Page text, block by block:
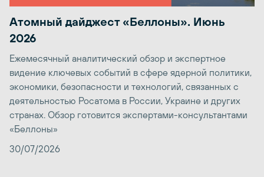
Атомный дайджест «Беллоны». Июнь
2026
Ежемесячный аналитический обзор и экспертное
видение ключевых событий в сфере ядерной политики,
экономики, безопасности и технологий, связанных с
деятельностью Росатома в России, Украине и других
странах. Обзор готовится экспертами-консультантами
«Беллоны»
30/07/2026